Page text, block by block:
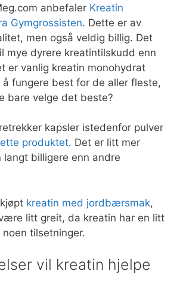
anbefaler Kreatin
Gymgrossisten. Dette er av
men også veldig billig. Det
mye dyrere kreatintilskudd enn
er vanlig kreatin monohydrat
å fungere best for de aller fleste,
bare velge det beste?
kapsler istedenfor pulver
produktet. Det er litt mer
billigere enn andre
kreatin med jordbærsmak,
litt greit, da kreatin har en litt
tilsetninger.
vil kreatin hjelpe